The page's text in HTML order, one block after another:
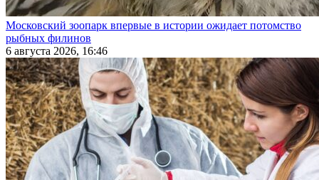
Московский зоопарк впервые в истории ожидает потомство
рыбных филинов
6 августа 2026, 16:46